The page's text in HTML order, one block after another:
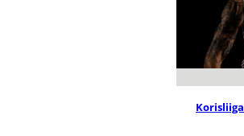
Korisliiga